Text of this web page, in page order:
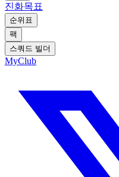
진화목표
순위표
팩
스쿼드 빌더
MyClub